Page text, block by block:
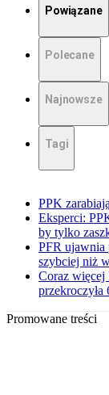
Powiązane
Polecane
Najnowsze
Tagi
PPK
Eksperci:
by tylko
PFR ujawnia
szybciej niż
Coraz więcej
przekroczyła
Promowane treści